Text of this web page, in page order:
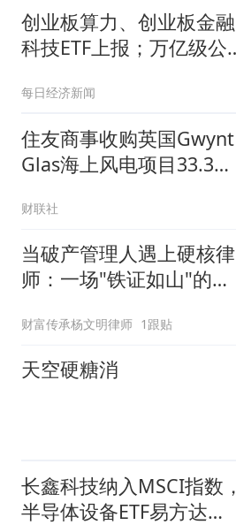
创业板算力、创业板金融
科技ETF上报；万亿级公
每日经济新闻
住友商事收购英国Gwynt
Glas海上风电项目33.3%
财联社
当破产管理人遇上硬核律
师：一场"铁证如山"的抽
底？
财富传承杨文明律师 1跟贴
天空硬糖消
长鑫科技纳入MSCI指数，
半导体设备ETF易方达